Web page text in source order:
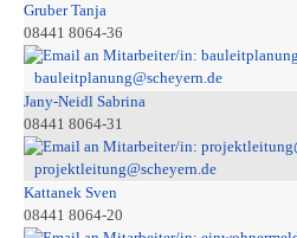
Gruber Tanja
08441 8064-36
bauleitplanung@scheyern.de
Jany-Neidl Sabrina
08441 8064-31
projektleitung@scheyern.de
Kattanek Sven
08441 8064-20